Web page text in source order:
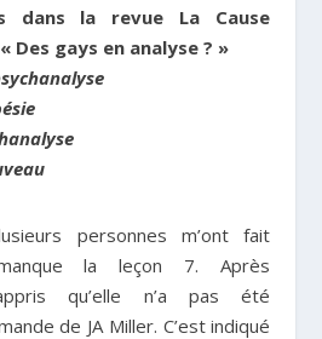
dans la revue La Cause
Des gays en analyse ? »
personnes m’ont fait
la leçon 7. Après
qu’elle n’a pas été
de JA Miller. C’est indiqué